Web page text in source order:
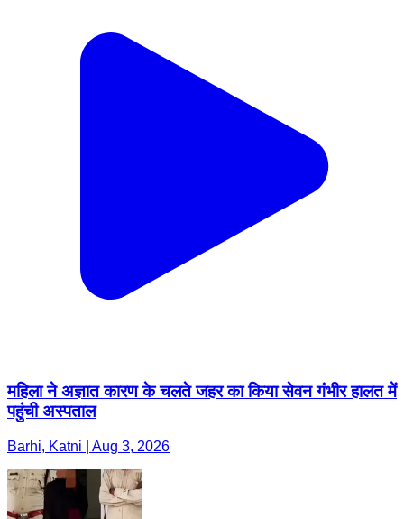
महिला ने अज्ञात कारण के चलते जहर का किया सेवन गंभीर हालत में
पहुंची अस्पताल
Barhi, Katni | Aug 3, 2026